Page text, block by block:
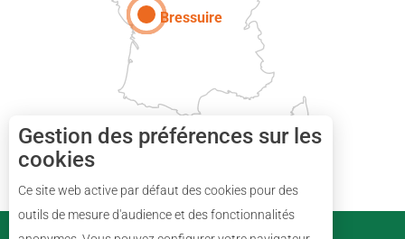
Description
Bressuire
Gestion des préférences sur les
cookies
Ce site web active par défaut des cookies pour des
outils de mesure d'audience et des fonctionnalités